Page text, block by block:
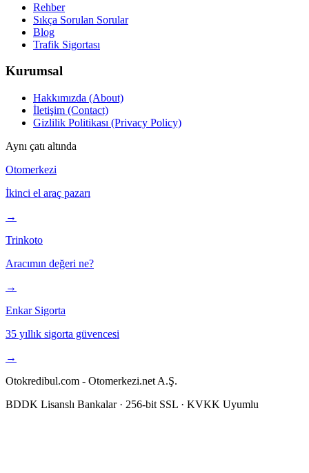
Rehber
Sıkça Sorulan Sorular
Blog
Trafik Sigortası
Kurumsal
Hakkımızda (About)
İletişim (Contact)
Gizlilik Politikası (Privacy Policy)
Aynı çatı altında
Otomerkezi
İkinci el araç pazarı
→
Trinkoto
Aracımın değeri ne?
→
Enkar Sigorta
35 yıllık sigorta güvencesi
→
Otokredibul.com - Otomerkezi.net A.Ş.
BDDK Lisanslı Bankalar · 256-bit SSL · KVKK Uyumlu